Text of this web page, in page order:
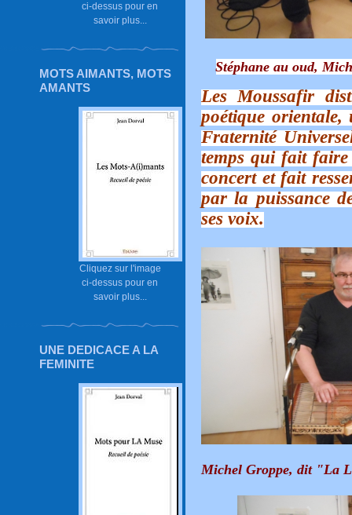
ci-dessus pour en
savoir plus...
MOTS AIMANTS, MOTS
AMANTS
Cliquez sur l'image
ci-dessus pour en
savoir plus...
UNE DEDICACE A LA
FEMINITE
Stéphane au oud,
Les Moussafir
poétique
Fraternité
temps qui fait faire
concert et fait
par la puissance
ses voix.
Michel Groppe, dit "La